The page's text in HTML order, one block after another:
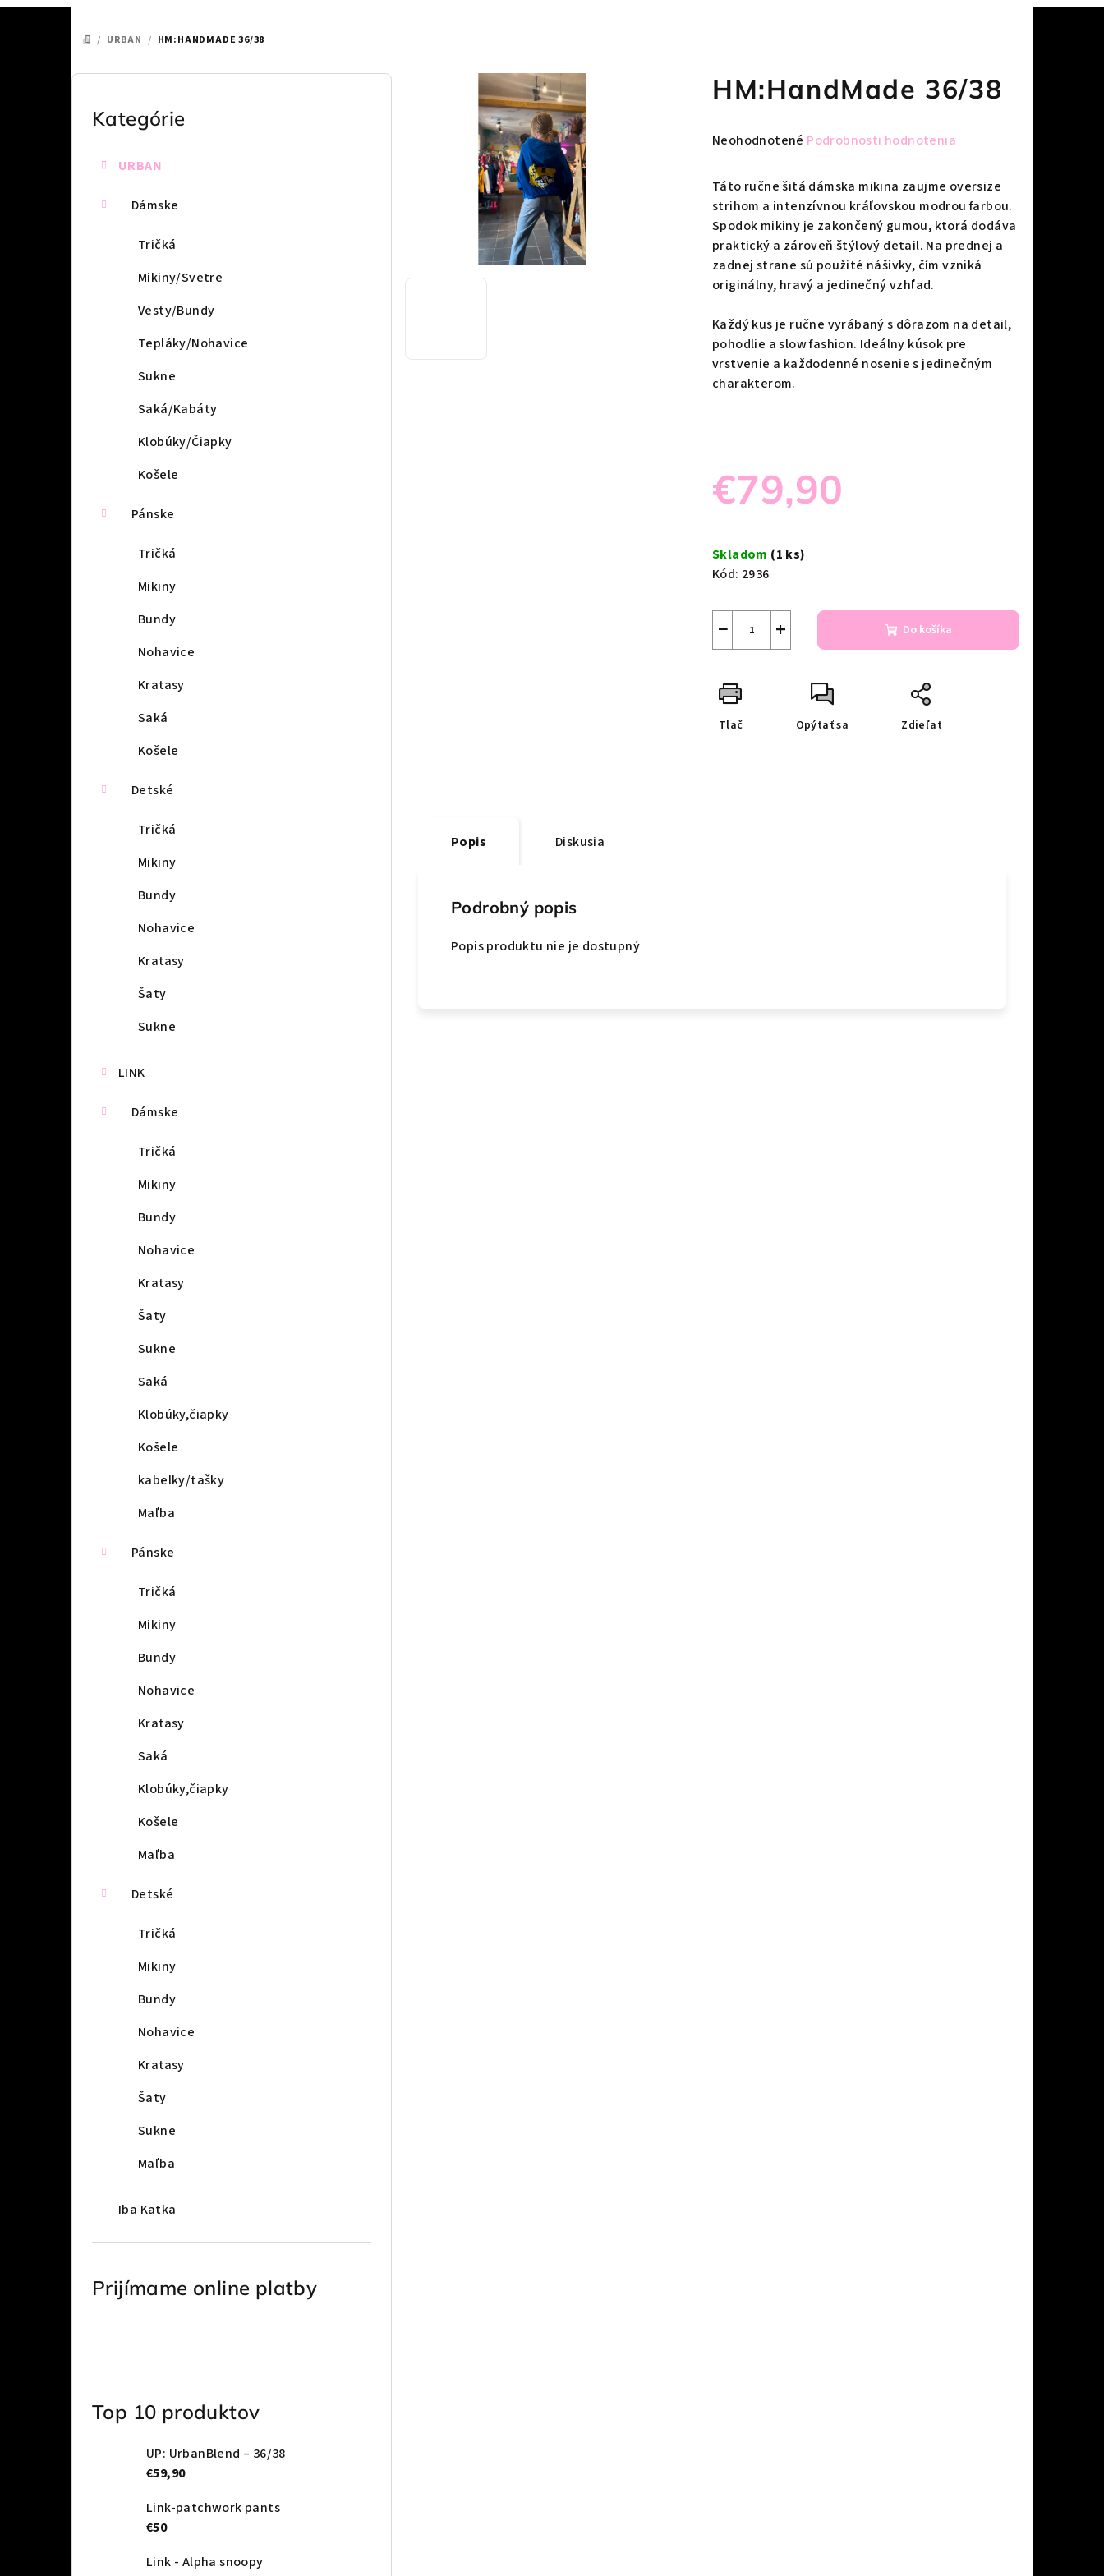
DOMOV
/ URBAN / HM:HANDMADE 36/38
B
Preskočiť
kategórie
Kategórie
URBAN
Dámske
Tričká
Mikiny/Svetre
Vesty/Bundy
Tepláky/Nohavice
Sukne
Saká/Kabáty
Klobúky/Čiapky
Košele
Pánske
Tričká
Mikiny
Bundy
Nohavice
Kraťasy
Saká
Košele
Detské
Tričká
Mikiny
Bundy
Nohavice
Kraťasy
Šaty
Sukne
LINK
Dámske
Tričká
Mikiny
Bundy
Nohavice
Kraťasy
Šaty
Sukne
Saká
Klobúky,čiapky
Košele
kabelky/tašky
Maľba
Pánske
Tričká
Mikiny
Bundy
Nohavice
Kraťasy
Saká
Klobúky,čiapky
Košele
Maľba
Detské
Tričká
Mikiny
Bundy
Nohavice
Kraťasy
Šaty
Sukne
Maľba
Iba Katka
Prijímame online platby
Top 10 produktov
UP: UrbanBlend – 36/38
€59,90
Link-patchwork pants
€50
Link - Alpha snoopy
HM:HandMade 36/38
Priemerné
produktu
je
0,0
5
hviezdičiek.
Neohodnotené Podrobnosti hodnotenia
Táto ručne šitá dámska mikina zaujme oversize
strihom a intenzívnou kráľovskou modrou farbou.
Spodok mikiny je zakončený gumou, ktorá dodáva
praktický a zároveň štýlový detail. Na prednej a
zadnej strane sú použité nášivky, čím vzniká
originálny, hravý a jedinečný vzhľad.
Každý kus je ručne vyrábaný s dôrazom na detail,
pohodlie a slow fashion. Ideálny kúsok pre
vrstvenie a každodenné nosenie s jedinečným
charakterom.
€79,90
cena:
Skladom (1 ks)
Kód: 2936
+
− Do košíka
Tlač Opýtať sa Zdieľať
Popis Diskusia
Podrobný popis
Popis produktu nie je dostupný